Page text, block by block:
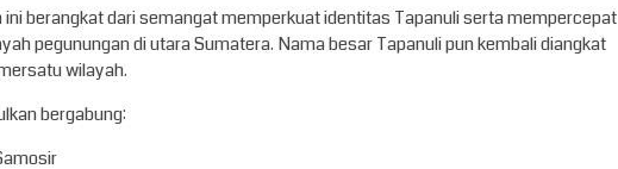
ini berangkat dari semangat memperkuat identitas Tapanuli serta mempercepat
pegunungan di utara Sumatera. Nama besar Tapanuli pun kembali diangkat
wilayah.
bergabung: